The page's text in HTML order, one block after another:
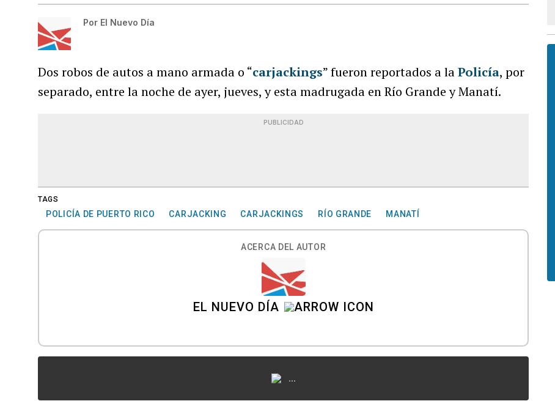
Por El Nuevo Día
Dos robos de autos a mano armada o “carjackings” fueron reportados a laPolicía, por
separado, entre la noche de ayer, jueves, y esta madrugada en Río Grande y Manatí.
PUBLICIDAD
TAGS
POLICÍA DE PUERTO RICO CARJACKING CARJACKINGS RÍO GRANDE MANATÍ
ACERCA DEL AUTOR
EL NUEVO DÍA
...